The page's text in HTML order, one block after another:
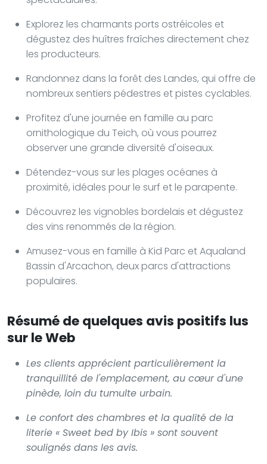
Explorez les charmants ports ostréicoles et
dégustez des huîtres fraîches directement chez
les producteurs.
Randonnez dans la forêt des Landes, qui offre de
nombreux sentiers pédestres et pistes cyclables.
Profitez d'une journée en famille au parc
ornithologique du Teich, où vous pourrez
observer une grande diversité d'oiseaux.
Détendez-vous sur les plages océanes à
proximité, idéales pour le surf et le parapente.
Découvrez les vignobles bordelais et dégustez
des vins renommés de la région.
Amusez-vous en famille à Kid Parc et Aqualand
Bassin d'Arcachon, deux parcs d'attractions
populaires.
Résumé de quelques avis positifs lus
sur le Web
Les clients apprécient particulièrement la
tranquillité de l'emplacement, au cœur d'une
pinède, loin du tumulte urbain.
Le confort des chambres et la qualité de la
literie « Sweet bed by Ibis » sont souvent
soulignés dans les avis.